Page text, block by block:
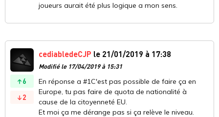
joueurs aurait été plus logique a mon sens.
6
2
cediabledeCJP le 21/01/2019 à 17:38
Modifié le 17/04/2019 à 15:31
En réponse a #1C'est pas possible de faire ça en
Europe, tu pas faire de quota de nationalité à
cause de la citoyenneté EU.
Et moi ça me dérange pas si ça relève le niveau.